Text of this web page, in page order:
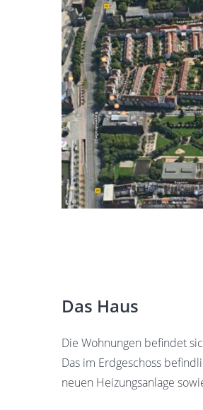
Das Haus
Die Wohnungen befindet
Das im Erdgeschoss
neuen Heizungsanlage